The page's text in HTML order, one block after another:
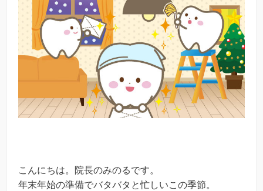
こんにちは。院長のみのるです。
年末年始の準備でバタバタと忙しいこの季節。